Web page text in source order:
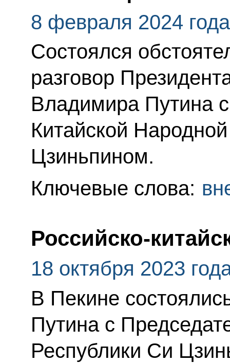
8 февраля 2024 года
Состоялся
разговор
Владимира Путина
Китайской
Цзиньпином.
Ключевые слова:
Российско-
18 октября 2023
В Пекине
Путина с
Республики Си